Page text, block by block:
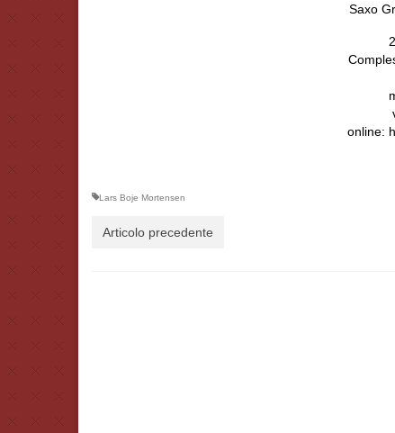
Saxo
online:
Lars Boje Mortensen
Articolo precedente